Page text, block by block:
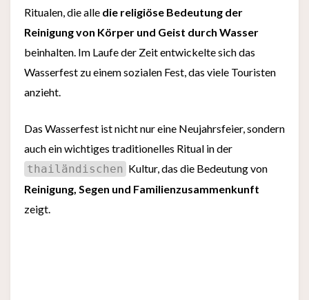
Ritualen, die alle die religiöse Bedeutung der
Reinigung von Körper und Geist durch Wasser
beinhalten. Im Laufe der Zeit entwickelte sich das
Wasserfest zu einem sozialen Fest, das viele Touristen
anzieht.
Das Wasserfest ist nicht nur eine Neujahrsfeier, sondern
auch ein wichtiges traditionelles Ritual in der
thailändischen Kultur, das die Bedeutung von
Reinigung, Segen und Familienzusammenkunft
zeigt.